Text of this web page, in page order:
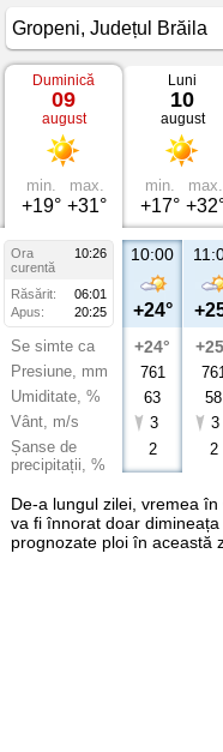
Vremea
Gropeni
Județul
Brăila
Duminică
09
august
min.
+19°
max.
+31°
Luni
10
august
min.
+17°
max.
Ora
10:26
curentă
Răsărit:
06:01
Apus:
20:25
Se simte ca
Presiune, mm
Umiditate, %
Vânt, m/s
Șanse de
precipitații, %
10:00
+24°
+24°
761
63
3
2
58
3
2
De-a lungul zilei, vremea
va fi înnorat doar
prognozate ploi în această